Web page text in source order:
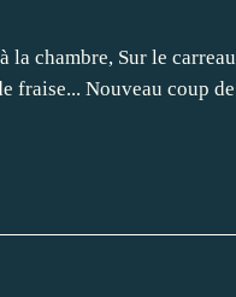
la chambre, Sur le carreau
fraise... Nouveau coup de